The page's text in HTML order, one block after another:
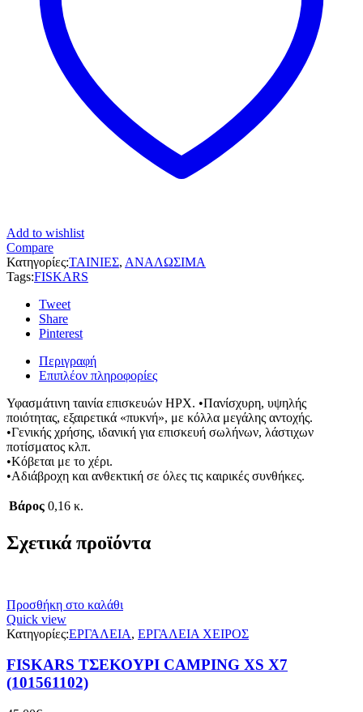
Add to wishlist
Compare
Κατηγορίες:ΤΑΙΝΙΕΣ, ΑΝΑΛΩΣΙΜΑ
Tags:FISKARS
Tweet
Share
Pinterest
Περιγραφή
Επιπλέον πληροφορίες
Υφασμάτινη ταινία επισκευών HPX. •Πανίσχυρη, υψηλής
ποιότητας, εξαιρετικά «πυκνή», με κόλλα μεγάλης αντοχής.
•Γενικής χρήσης, ιδανική για επισκευή σωλήνων, λάστιχων
ποτίσματος κλπ.
•Κόβεται με το χέρι.
•Αδιάβροχη και ανθεκτική σε όλες τις καιρικές συνθήκες.
Βάρος 0,16 κ.
Σχετικά προϊόντα
Προσθήκη στο καλάθι
Quick view
Κατηγορίες:ΕΡΓΑΛΕΙΑ, ΕΡΓΑΛΕΙΑ ΧΕΙΡΟΣ
FISKARS ΤΣΕΚΟΥΡΙ CAMPING XS X7
(101561102)